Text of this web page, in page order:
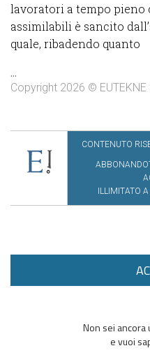
lavoratori a tempo pieno
assimilabili è sancito
quale, ribadendo quanto
...
Copyright 2026 ©
CONTENUTO
ILLIMITATO
Non sei ancora
e vuoi